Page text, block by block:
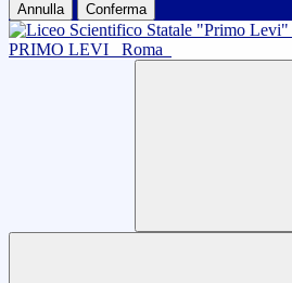
Annulla Conferma
PRIMO LEVI
Roma